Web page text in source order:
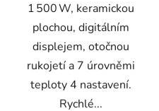
1 500 W, keramickou
plochou, digitálním
displejem, otočnou
rukojetí a 7 úrovněmi
teploty 4 nastavení.
Rychlé...